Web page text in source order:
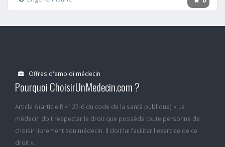
Offres d'emploi médecin
Pourquoi ChoisirUnMedecin.com ?
Article 6 (article R.4127-6 du code de la santé publique) « Le
médecin doit respecter le droit que possède toute personne de
choisir librement son médecin. Il doit lui faciliter l'exercice de ce
droit ».